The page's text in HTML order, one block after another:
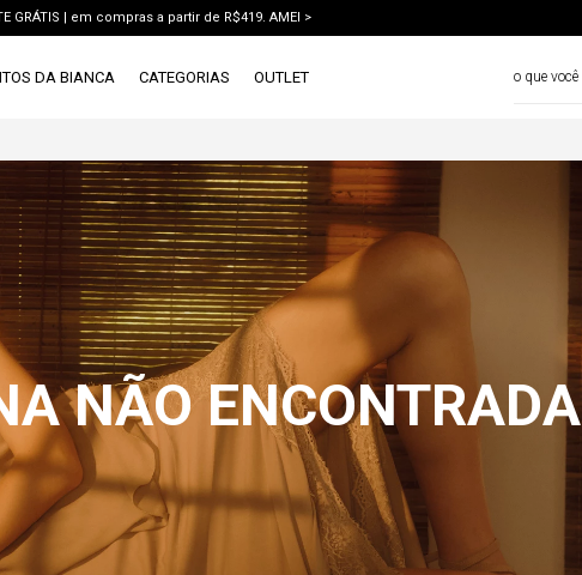
GRÁTIS | em compras a partir de R$419. AMEI >
DA BIANCA CATEGORIAS OUTLET
NÃO ENCONTRADA
MAIS BUSCADOS
blusa
jeans
saia
jaqueta